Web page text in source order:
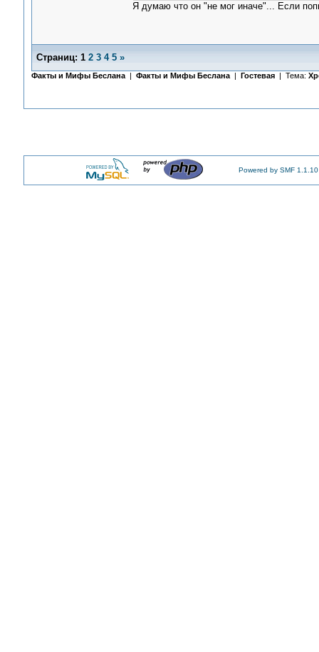
Я думаю что он "не мог иначе"... Если
Страниц: 1 2 3 4 5 »
Факты и Мифы Беслана| Факты и Мифы Беслана| Гостевая | Тема:
Powered by SMF 1.1.10